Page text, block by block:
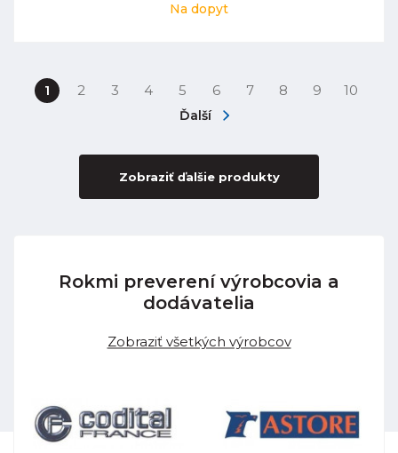
Na dopyt
1 2 3 4 5 6 7 8 9 10
Ďalší
Zobraziť ďalšie produkty
Rokmi preverení výrobcovia a
dodávatelia
Zobraziť všetkých výrobcov